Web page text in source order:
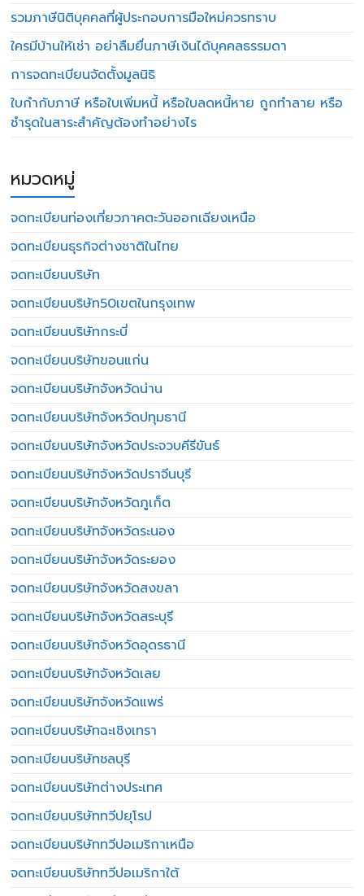
รวมภาษีนิติบุคคลที่ผู้ประกอบการมือใหม่ควรทราบ
ใครมีบ้านให้เช่า อย่าลืมยื่นภาษีเงินได้บุคคลธรรมดา
การจดทะเบียนจัดตั้งมูลนิธิ
ใบกำกับภาษี หรือใบเพิ่มหนี้ หรือใบลดหนี้หาย ถูกทำลาย หรือ
ชำรุดในสาระสำคัญต้องทำอย่างไร
หมวดหมู่
จดทะเบียนท่องเที่ยวภาคตะวันออกเฉียงเหนือ
จดทะเบียนธุรกิจต่างชาติในไทย
จดทะเบียนบริษัท
จดทะเบียนบริษัท50เขตในกรุงเทพ
จดทะเบียนบริษัทกระบี่
จดทะเบียนบริษัทขอนแก่น
จดทะเบียนบริษัทจังหวัดน่าน
จดทะเบียนบริษัทจังหวัดปทุมธานี
จดทะเบียนบริษัทจังหวัดประจวบคีรีขันธ์
จดทะเบียนบริษัทจังหวัดปราจีนบุรี
จดทะเบียนบริษัทจังหวัดภูเก็ต
จดทะเบียนบริษัทจังหวัดระนอง
จดทะเบียนบริษัทจังหวัดระยอง
จดทะเบียนบริษัทจังหวัดสงขลา
จดทะเบียนบริษัทจังหวัดสระบุรี
จดทะเบียนบริษัทจังหวัดอุดรธานี
จดทะเบียนบริษัทจังหวัดเลย
จดทะเบียนบริษัทจังหวัดแพร่
จดทะเบียนบริษัทฉะเชิงเทรา
จดทะเบียนบริษัทชลบุรี
จดทะเบียนบริษัทต่างประเทศ
จดทะเบียนบริษัททวีปยุโรป
จดทะเบียนบริษัททวีปอเมริกาเหนือ
จดทะเบียนบริษัททวีปอเมริกาใต้